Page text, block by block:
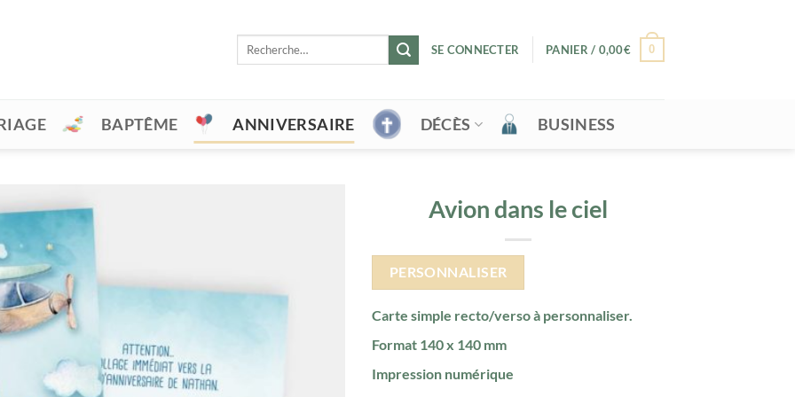
Recherche
SE CONNECTER PANIER / 0,00€ 0
BAPTÊME ANNIVERSAIRE DÉCÈS BUSINESS
Avion dans le ciel
PERSONNALISER
Carte simple recto/verso à personnaliser.
Format 140 x 140 mm
Impression numérique